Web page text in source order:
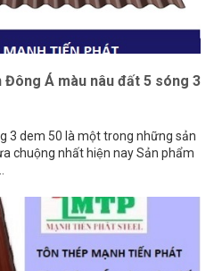
Á màu nâu đất 5 sóng 3
3 dem 50 là một trong những sản
chuộng nhất hiện nay Sản phẩm